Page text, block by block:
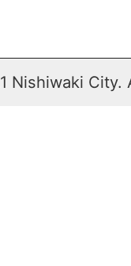
Nishiwaki City.